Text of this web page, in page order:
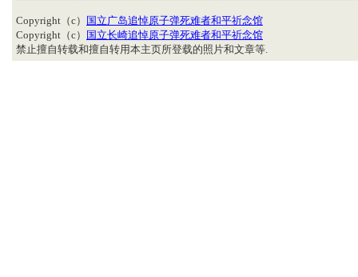
Copyright（c）
国立广岛追悼原子弹死难者和平祈念馆
Copyright（c）
国立长崎追悼原子弹死难者和平祈念馆
禁止擅自转载和擅自转用本主页所登载的照片和文章等.